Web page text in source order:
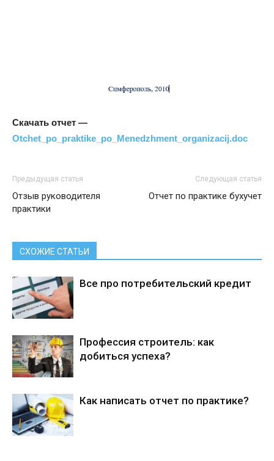
Скачать отчет —
Otchet_po_praktike_po_Menedzhment_organizacij.doc
Предыдущая статья
Отзыв руководителя
практики
Следующая статья
Отчет по практике бухучет
СХОЖИЕ СТАТЬИ
Все про потребительский кредит
Профессия строитель: как
добиться успеха?
Как написать отчет по практике?